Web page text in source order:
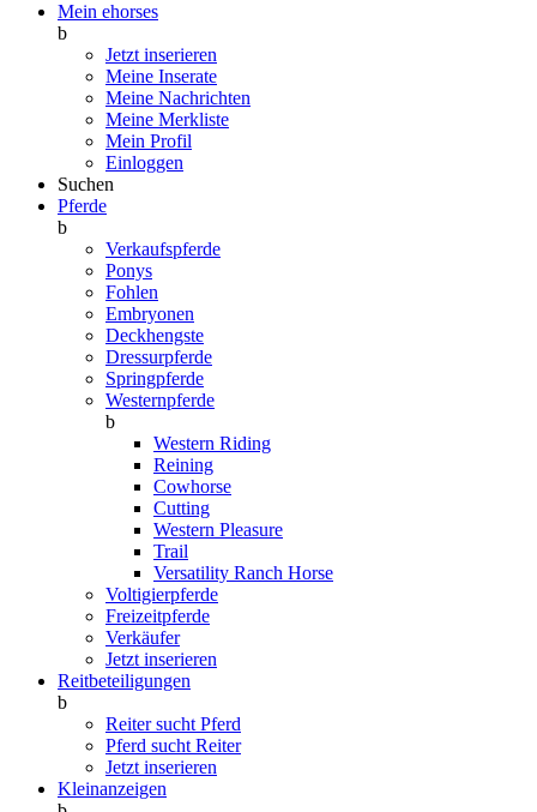
Mein ehorses
b
Jetzt inserieren
Meine Inserate
Meine Nachrichten
Meine Merkliste
Mein Profil
Einloggen
Suchen
Pferde
b
Verkaufspferde
Ponys
Fohlen
Embryonen
Deckhengste
Dressurpferde
Springpferde
Westernpferde
b
Western Riding
Reining
Cowhorse
Cutting
Western Pleasure
Trail
Versatility Ranch Horse
Voltigierpferde
Freizeitpferde
Verkäufer
Jetzt inserieren
Reitbeteiligungen
b
Reiter sucht Pferd
Pferd sucht Reiter
Jetzt inserieren
Kleinanzeigen